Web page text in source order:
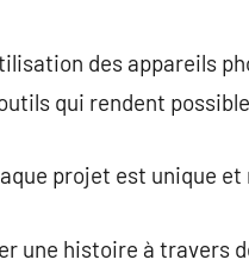
des appareils
qui rendent
projet est unique
une histoire à travers